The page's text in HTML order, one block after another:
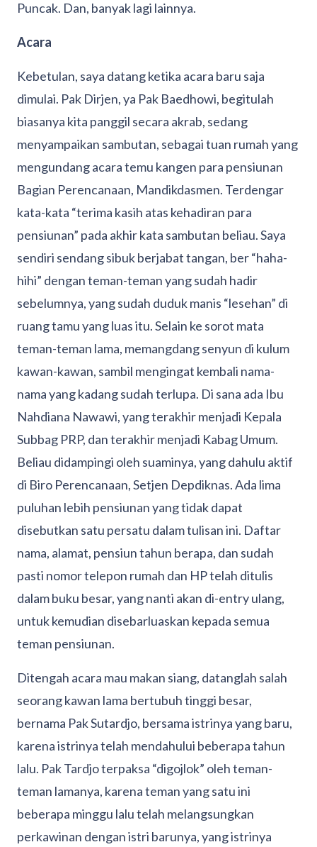
Puncak. Dan, banyak lagi lainnya.
Acara
Kebetulan, saya datang ketika acara baru saja
dimulai. Pak Dirjen, ya Pak Baedhowi, begitulah
biasanya kita panggil secara akrab, sedang
menyampaikan sambutan, sebagai tuan rumah yang
mengundang acara temu kangen para pensiunan
Bagian Perencanaan, Mandikdasmen. Terdengar
kata-kata “terima kasih atas kehadiran para
pensiunan” pada akhir kata sambutan beliau. Saya
sendiri sendang sibuk berjabat tangan, ber “haha-
hihi” dengan teman-teman yang sudah hadir
sebelumnya, yang sudah duduk manis “lesehan” di
ruang tamu yang luas itu. Selain ke sorot mata
teman-teman lama, memangdang senyun di kulum
kawan-kawan, sambil mengingat kembali nama-
nama yang kadang sudah terlupa. Di sana ada Ibu
Nahdiana Nawawi, yang terakhir menjadi Kepala
Subbag PRP, dan terakhir menjadi Kabag Umum.
Beliau didampingi oleh suaminya, yang dahulu aktif
di Biro Perencanaan, Setjen Depdiknas. Ada lima
puluhan lebih pensiunan yang tidak dapat
disebutkan satu persatu dalam tulisan ini. Daftar
nama, alamat, pensiun tahun berapa, dan sudah
pasti nomor telepon rumah dan HP telah ditulis
dalam buku besar, yang nanti akan di-entry ulang,
untuk kemudian disebarluaskan kepada semua
teman pensiunan.
Ditengah acara mau makan siang, datanglah salah
seorang kawan lama bertubuh tinggi besar,
bernama Pak Sutardjo, bersama istrinya yang baru,
karena istrinya telah mendahului beberapa tahun
lalu. Pak Tardjo terpaksa “digojlok” oleh teman-
teman lamanya, karena teman yang satu ini
beberapa minggu lalu telah melangsungkan
perkawinan dengan istri barunya, yang istrinya